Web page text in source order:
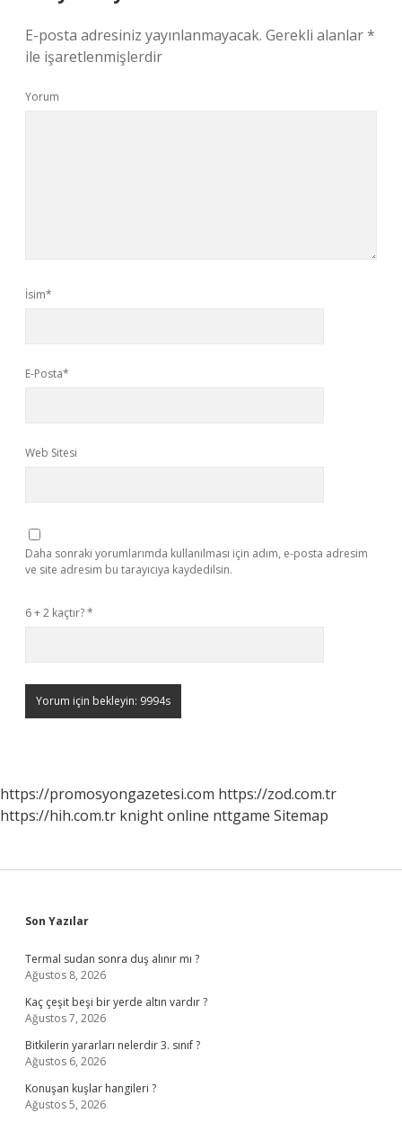
E-posta adresiniz yayınlanmayacak. Gerekli alanlar*
ile işaretlenmişlerdir
Yorum
İsim*
E-Posta*
Web Sitesi
Daha sonraki yorumlarımda kullanılması için adım, e-posta adresim
ve site adresim bu tarayıcıya kaydedilsin.
6 + 2 kaçtır?*
https://promosyongazetesi.com https://zod.com.tr
https://hih.com.tr knight online nttgame Sitemap
Sidebar
Son Yazılar
Termal sudan sonra duş alınır mı ?
Ağustos 8, 2026
Kaç çeşit beşi bir yerde altın vardır ?
Ağustos 7, 2026
Bitkilerin yararları nelerdir 3. sınıf ?
Ağustos 6, 2026
Konuşan kuşlar hangileri ?
Ağustos 5, 2026